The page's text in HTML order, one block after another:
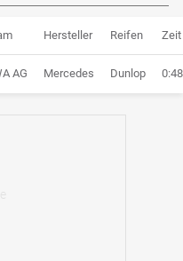
Hersteller Reifen Zeit
AG Mercedes Dunlop